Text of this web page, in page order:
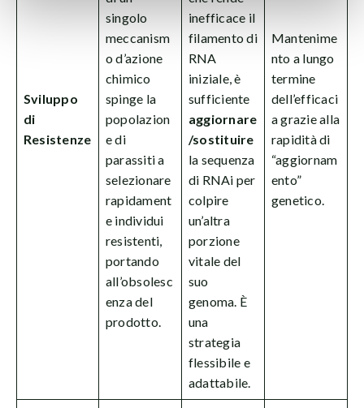
Sviluppo
di
Resistenze
singolo
meccanism
o d’azione
chimico
spinge la
popolazion
e di
parassiti a
selezionare
rapidament
e individui
resistenti,
portando
all’obsolesc
enza del
prodotto.
inefficace il
filamento di
RNA
iniziale, è
sufficiente
aggiornare
/sostituire
la sequenza
di RNAi per
colpire
un’altra
porzione
vitale del
suo
genoma. È
una
strategia
flessibile e
adattabile.
Mantenime
nto a lungo
termine
dell’efficaci
a grazie alla
rapidità di
“aggiornam
ento”
genetico.